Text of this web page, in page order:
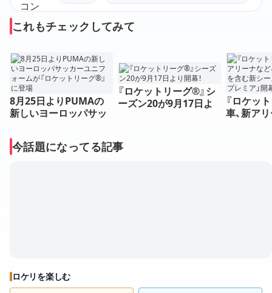
これもチェックしてみて
8月25日よりPUMAの
新しいヨーロッパサッ
ケットリーグ®』に登場
『ロケットリーグ®』シ
ーズン20が9月17日よ
『ロケッ
車、新ア
今話題になってる記事
ロケリを楽しむ